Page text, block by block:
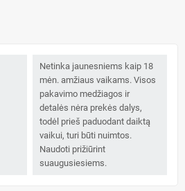
Netinka jaunesniems kaip 18
mėn. amžiaus vaikams. Visos
pakavimo medžiagos ir
detalės nėra prekės dalys,
todėl prieš paduodant daiktą
vaikui, turi būti nuimtos.
Naudoti prižiūrint
suaugusiesiems.